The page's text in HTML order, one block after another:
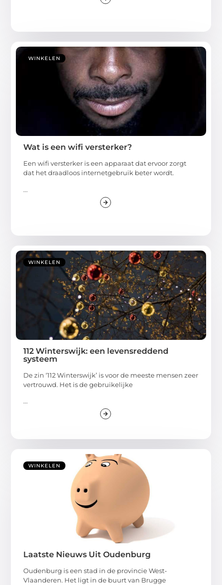
WINKELEN
Wat is een wifi versterker?
Een wifi versterker is een apparaat dat ervoor zorgt
dat het draadloos internetgebruik beter wordt.
...
WINKELEN
112 Winterswijk: een levensreddend
systeem
De zin ‘112 Winterswijk’ is voor de meeste mensen zeer
vertrouwd. Het is de gebruikelijke
...
WINKELEN
Laatste Nieuws Uit Oudenburg
Oudenburg is een stad in de provincie West-
Vlaanderen. Het ligt in de buurt van Brugge